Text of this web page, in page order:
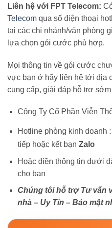
Liên hệ với FPT Telecom:
Telecom qua số điện thoại
tại các chi nhánh/văn phòng
lựa chọn gói cước phù hợp.
Mọi thông tin về gói cước
vực bạn ở hãy liên hệ tới địa
cung cấp, giải đáp hỗ trợ sớm
Công Ty Cổ Phần Viễn
Hotline phòng kinh doanh :
tiếp hoặc kết bạn Zalo
Hoặc điền thông tin dưới
cho bạn
Chúng tôi hỗ trợ Tư vấn
nhà – Uy Tín – Bảo mật